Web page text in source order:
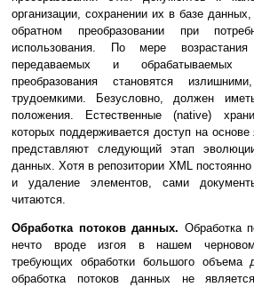
организации, сохранении их в базе
обратном преобразовании при
использования. По мере
передаваемых и обрабатываемых
преобразования становятся
трудоемкими. Безусловно, должен
положения. Естественные (native)
которых поддерживается доступ на
представляют следующий этап
данных. Хотя в репозитории XML
и удаление элементов, сами
читаются.
Обработка потоков данных. Обработка
нечто вроде изгоя в нашем
требующих обработки большого объема
обработка потоков данных не